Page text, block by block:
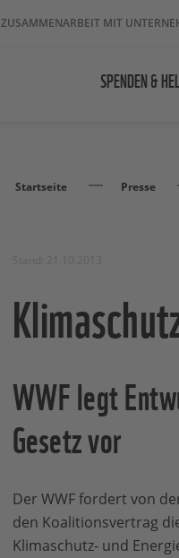
ZUSAMMENARBEIT MIT
SPENDEN &
Startseite Presse
WWF legt
Gesetz vor
Der WWF fordert von
den Koalitionsvertrag
Klimaschutz- und